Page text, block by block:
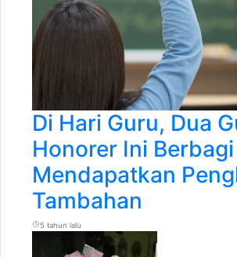
Di Hari Guru, Dua
Honorer Ini
Mendapatkan
Tambahan
5 tahun lalu